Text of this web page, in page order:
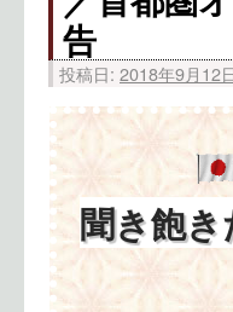
告
投稿日: 2018年9月12
聞き飽